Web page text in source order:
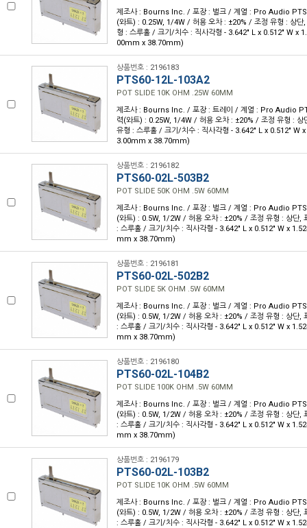
제조사 : Bourns Inc. / 포장 : 벌크 / 계열 : Pro Audio
(와트) : 0.25W, 1/4W / 허용 오차 : ±20% / 조정 유형 : 상
형 : 스루홀 / 크기/치수 : 직사각형 - 3.642" L x 0.512" W x
00mm x 38.70mm)
상품번호 : 2196183
PTS60-12L-103A2
POT SLIDE 10K OHM .25W 60MM
제조사 : Bourns Inc. / 포장 : 트레이 / 계열 : Pro Audio
력(와트) : 0.25W, 1/4W / 허용 오차 : ±20% / 조정 유형 :
유형 : 스루홀 / 크기/치수 : 직사각형 - 3.642" L x 0.512" W
3.00mm x 38.70mm)
상품번호 : 2196182
PTS60-02L-503B2
POT SLIDE 50K OHM .5W 60MM
제조사 : Bourns Inc. / 포장 : 벌크 / 계열 : Pro Audio
(와트) : 0.5W, 1/2W / 허용 오차 : ±20% / 조정 유형 : 상단,
: 스루홀 / 크기/치수 : 직사각형 - 3.642" L x 0.512" W x
mm x 38.70mm)
상품번호 : 2196181
PTS60-02L-502B2
POT SLIDE 5K OHM .5W 60MM
제조사 : Bourns Inc. / 포장 : 벌크 / 계열 : Pro Audio
(와트) : 0.5W, 1/2W / 허용 오차 : ±20% / 조정 유형 : 상단,
: 스루홀 / 크기/치수 : 직사각형 - 3.642" L x 0.512" W x
mm x 38.70mm)
상품번호 : 2196180
PTS60-02L-104B2
POT SLIDE 100K OHM .5W 60MM
제조사 : Bourns Inc. / 포장 : 벌크 / 계열 : Pro Audio
(와트) : 0.5W, 1/2W / 허용 오차 : ±20% / 조정 유형 : 상단,
: 스루홀 / 크기/치수 : 직사각형 - 3.642" L x 0.512" W x
mm x 38.70mm)
상품번호 : 2196179
PTS60-02L-103B2
POT SLIDE 10K OHM .5W 60MM
제조사 : Bourns Inc. / 포장 : 벌크 / 계열 : Pro Audio
(와트) : 0.5W, 1/2W / 허용 오차 : ±20% / 조정 유형 : 상단,
: 스루홀 / 크기/치수 : 직사각형 - 3.642" L x 0.512" W x